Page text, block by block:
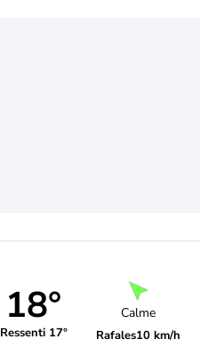
18°
Ressenti 17°
Calme
Rafales10 km/h